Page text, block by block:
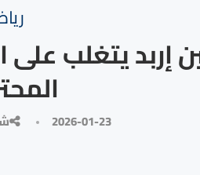
إربد يتغلب على
2026-01-23